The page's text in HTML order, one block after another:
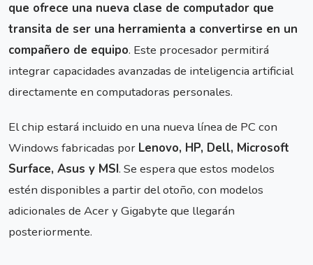
que ofrece una nueva clase de computador que
transita de ser una herramienta a convertirse en un
compañero de equipo. Este procesador permitirá
integrar capacidades avanzadas de inteligencia artificial
directamente en computadoras personales.
El chip estará incluido en una nueva línea de PC con
Windows fabricadas por Lenovo, HP, Dell, Microsoft
Surface, Asus y MSI. Se espera que estos modelos
estén disponibles a partir del otoño, con modelos
adicionales de Acer y Gigabyte que llegarán
posteriormente.